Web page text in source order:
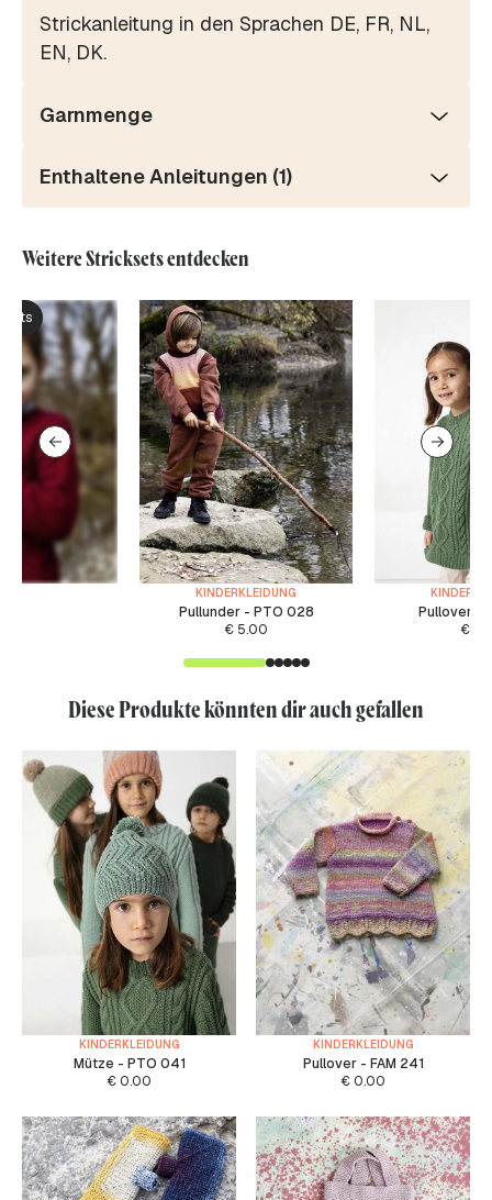
Strickanleitung in den Sprachen DE, FR, NL,
EN, DK.
Garnmenge
Enthaltene Anleitungen (1)
Weitere Stricksets entdecken
KINDERKLEIDUNG
Pullunder - PTO 028
€ 5.00
Pullover -
€
Diese Produkte könnten dir auch gefallen
KINDERKLEIDUNG
Mütze - PTO 041
€ 0.00
KINDERKLEIDUNG
Pullover - FAM 241
€ 0.00